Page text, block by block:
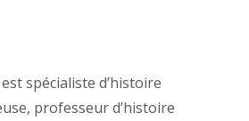
est spécialiste d’histoire
professeur d’histoire